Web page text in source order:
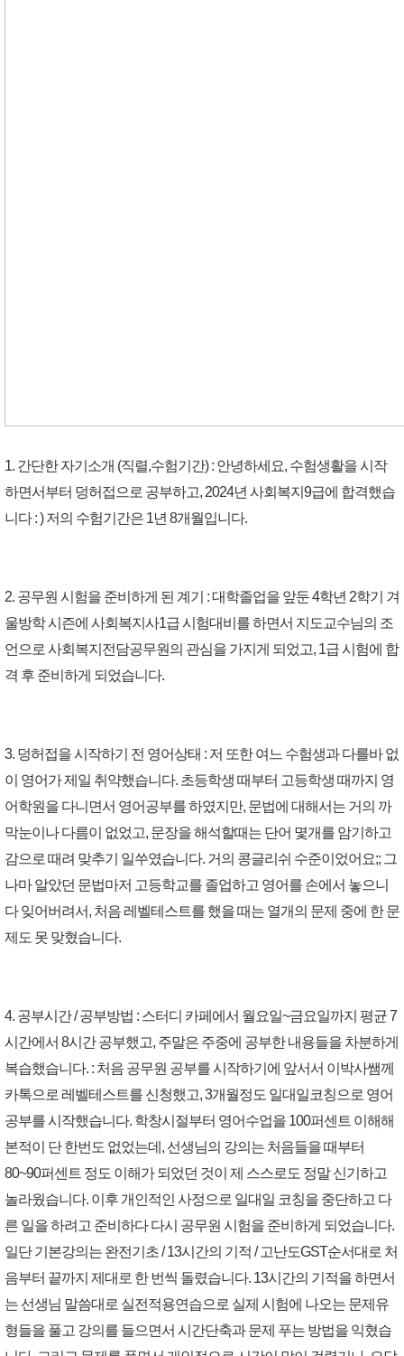
1. 간단한 자기소개 (직렬,수험기간) : 안녕하세요, 수험생활을 시작
하면서부터 덩허접으로 공부하고, 2024년 사회복지9급에 합격했습
니다 : ) 저의 수험기간은 1년 8개월입니다.
2. 공무원 시험을 준비하게 된 계기 : 대학졸업을 앞둔 4학년 2학기 겨
울방학 시즌에 사회복지사1급 시험대비를 하면서 지도교수님의 조
언으로 사회복지전담공무원의 관심을 가지게 되었고, 1급 시험에 합
격 후 준비하게 되었습니다.
3. 덩허접을 시작하기 전 영어상태 : 저 또한 여느 수험생과 다를바 없
이 영어가 제일 취약했습니다. 초등학생 때부터 고등학생 때까지 영
어학원을 다니면서 영어공부를 하였지만, 문법에 대해서는 거의 까
막눈이나 다름이 없었고, 문장을 해석할때는 단어 몇개를 암기하고
감으로 때려 맞추기 일쑤였습니다. 거의 콩글리쉬 수준이었어요;; 그
나마 알았던 문법마저 고등학교를 졸업하고 영어를 손에서 놓으니
다 잊어버려서, 처음 레벨테스트를 했을 때는 열개의 문제 중에 한 문
제도 못 맞혔습니다.
4. 공부시간 / 공부방법 : 스터디 카페에서 월요일~금요일까지 평균 7
시간에서 8시간 공부했고, 주말은 주중에 공부한 내용들을 차분하게
복습했습니다. : 처음 공무원 공부를 시작하기에 앞서서 이박사쌤께
카톡으로 레벨테스트를 신청했고, 3개월정도 일대일코칭으로 영어
공부를 시작했습니다. 학창시절부터 영어수업을 100퍼센트 이해해
본적이 단 한번도 없었는데, 선생님의 강의는 처음들을 때부터
80~90퍼센트 정도 이해가 되었던 것이 제 스스로도 정말 신기하고
놀라웠습니다. 이후 개인적인 사정으로 일대일 코칭을 중단하고 다
른 일을 하려고 준비하다 다시 공무원 시험을 준비하게 되었습니다.
일단 기본강의는 완전기초 / 13시간의 기적 / 고난도GST순서대로 처
음부터 끝까지 제대로 한 번씩 돌렸습니다. 13시간의 기적을 하면서
는 선생님 말씀대로 실전적용연습으로 실제 시험에 나오는 문제유
형들을 풀고 강의를 들으면서 시간단축과 문제 푸는 방법을 익혔습